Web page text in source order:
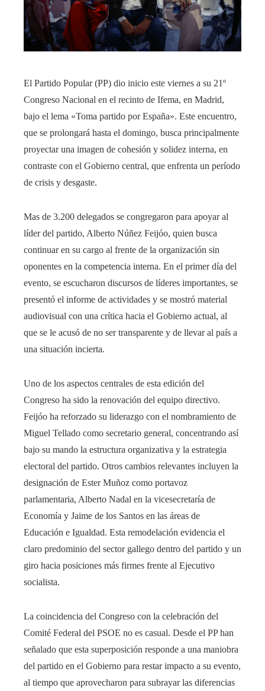
El Partido Popular (PP) dio inicio este viernes a su 21º
Congreso Nacional en el recinto de Ifema, en Madrid,
bajo el lema «Toma partido por España». Este encuentro,
que se prolongará hasta el domingo, busca principalmente
proyectar una imagen de cohesión y solidez interna, en
contraste con el Gobierno central, que enfrenta un período
de crisis y desgaste.
Mas de 3.200 delegados se congregaron para apoyar al
líder del partido, Alberto Núñez Feijóo, quien busca
continuar en su cargo al frente de la organización sin
oponentes en la competencia interna. En el primer día del
evento, se escucharon discursos de líderes importantes, se
presentó el informe de actividades y se mostró material
audiovisual con una crítica hacia el Gobierno actual, al
que se le acusó de no ser transparente y de llevar al país a
una situación incierta.
Uno de los aspectos centrales de esta edición del
Congreso ha sido la renovación del equipo directivo.
Feijóo ha reforzado su liderazgo con el nombramiento de
Miguel Tellado como secretario general, concentrando así
bajo su mando la estructura organizativa y la estrategia
electoral del partido. Otros cambios relevantes incluyen la
designación de Ester Muñoz como portavoz
parlamentaria, Alberto Nadal en la vicesecretaría de
Economía y Jaime de los Santos en las áreas de
Educación e Igualdad. Esta remodelación evidencia el
claro predominio del sector gallego dentro del partido y un
giro hacia posiciones más firmes frente al Ejecutivo
socialista.
La coincidencia del Congreso con la celebración del
Comité Federal del PSOE no es casual. Desde el PP han
señalado que esta superposición responde a una maniobra
del partido en el Gobierno para restar impacto a su evento,
al tiempo que aprovecharon para subrayar las diferencias